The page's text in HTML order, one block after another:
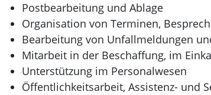
Postbearbeitung und Ablage
Organisation von Terminen,
Bearbeitung von Unfallmeldungen
Mitarbeit in der Beschaffung, im
Unterstützung im Personalwesen
Öffentlichkeitsarbeit, Assistenz- und